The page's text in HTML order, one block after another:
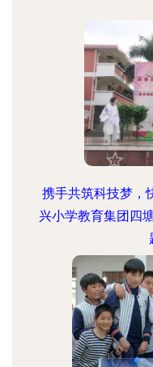
携手共筑科技梦，
兴小学教育集团四